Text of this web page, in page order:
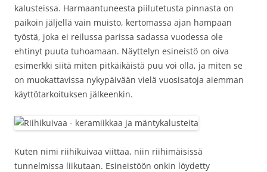
kalusteissa. Harmaantuneesta piilutetusta pinnasta on
paikoin jäljellä vain muisto, kertomassa ajan hampaan
työstä, joka ei reilussa parissa sadassa vuodessa ole
ehtinyt puuta tuhoamaan. Näyttelyn esineistö on oiva
esimerkki siitä miten pitkäikäistä puu voi olla, ja miten se
on muokattavissa nykypäivään vielä vuosisatoja aiemman
käyttötarkoituksen jälkeenkin.
Kuten nimi riihikuivaa viittaa, niin riihimäisissä
tunnelmissa liikutaan. Esineistöön onkin löydetty